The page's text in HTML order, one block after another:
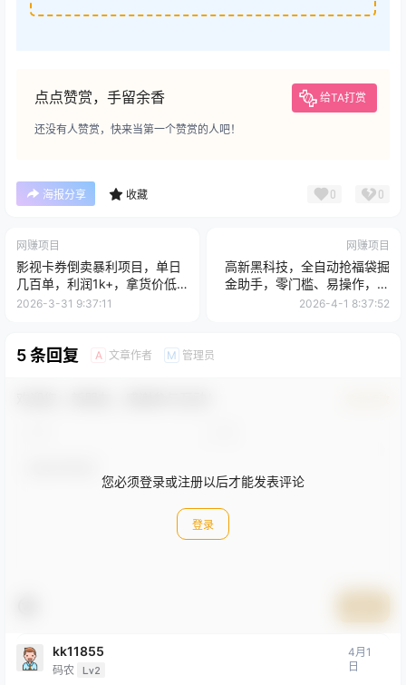
点点赞赏，手留余香 给TA打赏
还没有人赞赏，快来当第一个赞赏的人吧！
海报分享 收藏 0 0
网赚项目
影视卡券倒卖暴利项目，单日
几百单，利润1k+，拿货价低
于闲鱼，全套详细玩法教学
2026-3-31 9:37:11
网赚项目
高新黑科技，全自动抢福袋掘
金助手，零门槛、易操作，轻
松上手日入300+
2026-4-1 8:37:52
5 条回复 A 文章作者 M 管理员
您必须登录或注册以后才能发表评论
登录
kk11855
码农 Lv2
4月1
日